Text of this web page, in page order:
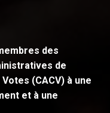
des
de
(CACV) à une
et à une